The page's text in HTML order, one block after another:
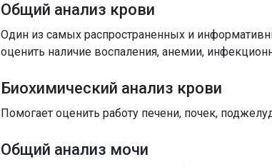
Общий анализ крови
Один из самых распространенных и
оценить наличие воспаления, анемии,
Биохимический анализ крови
Помогает оценить работу печени, почек,
Общий анализ мочи